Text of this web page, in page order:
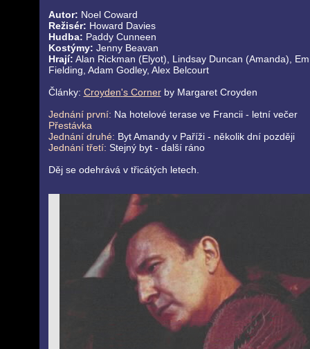
Autor: Noel Coward
Režisér: Howard Davies
Hudba: Paddy Cunneen
Kostýmy: Jenny Beavan
Hrají: Alan Rickman (Elyot), Lindsay Duncan (Amanda),
Fielding, Adam Godley, Alex Belcourt
Články: Croyden's Cornerby Margaret Croyden
Jednání první: Na hotelové terase ve Francii - letní večer
Přestávka
Jednání druhé: Byt Amandy v Paříži - několik dní později
Jednání třetí: Stejný byt - další ráno
Děj se odehrává v třicátých letech.